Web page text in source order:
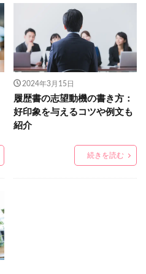
2024年3月15日
履歴書の志望動機の書き方：
好印象を与えるコツや例文も
紹介
続きを読む